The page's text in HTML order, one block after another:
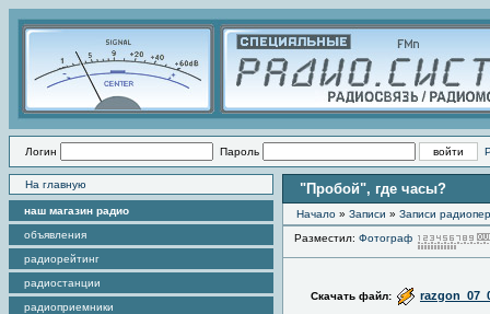
Логин Пароль
На главную
наш магазин радио
объявления
радиорейтинг
радиостанции
радиоприемники
"Пробой", где часы?
Начало » Записи » Записи
Разместил: Фотограф
Скачать файл: